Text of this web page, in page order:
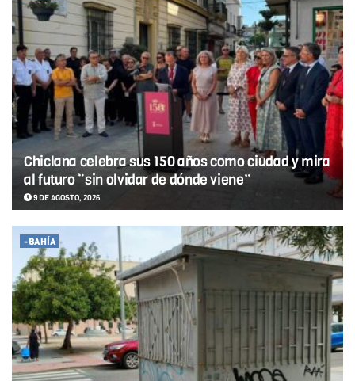
Chiclana celebra sus 150 años como ciudad y mira
al futuro “sin olvidar de dónde viene”
9 DE AGOSTO, 2026
-BAHÍA